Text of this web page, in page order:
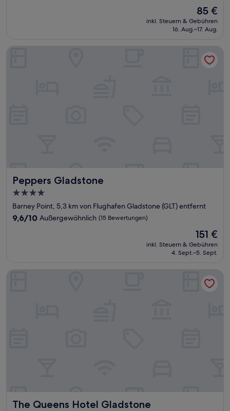
Der
Preis
beträgt
85 €
inkl. Steuern & Gebühren
16. Aug.–17. Aug.
Peppers Gladstone
Peppers Gladstone
4.0-
Sterne-
Unterkunft
Barney Point, 5,3 km von Flughafen Gladstone (GLT) entfernt
9.6
9,6/10 Außergewöhnlich (15 Bewertungen)
Der
Preis
beträgt
151 €
inkl. Steuern & Gebühren
4. Sept.–5. Sept.
Peppers Gladstone
The Queens Hotel Gladstone
The Queens Hotel Gladstone